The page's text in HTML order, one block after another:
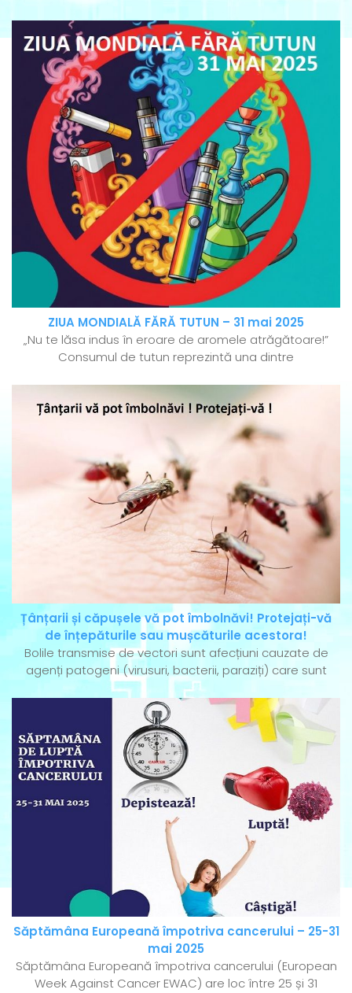
ZIUA MONDIALĂ FĂRĂ TUTUN – 31 mai 2025
„Nu te lăsa indus în eroare de aromele atrăgătoare!”
Consumul de tutun reprezintă una dintre
Țânțarii și căpușele vă pot îmbolnăvi! Protejați-vă
de înțepăturile sau mușcăturile acestora!
Bolile transmise de vectori sunt afecțiuni cauzate de
agenți patogeni (virusuri, bacterii, paraziți) care sunt
Săptămâna Europeană împotriva cancerului – 25-31
mai 2025
Săptămâna Europeană împotriva cancerului (European
Week Against Cancer EWAC) are loc între 25 și 31